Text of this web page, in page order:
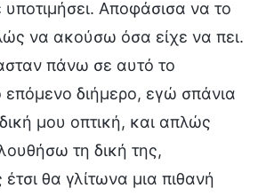
Αποφάσισα να το
να ακούσω όσα είχε να πει.
πάνω σε αυτό το
επόμενο διήμερο, εγώ σπάνια
μου οπτική, και απλώς
τη δική της,
θα γλίτωνα μια πιθανή